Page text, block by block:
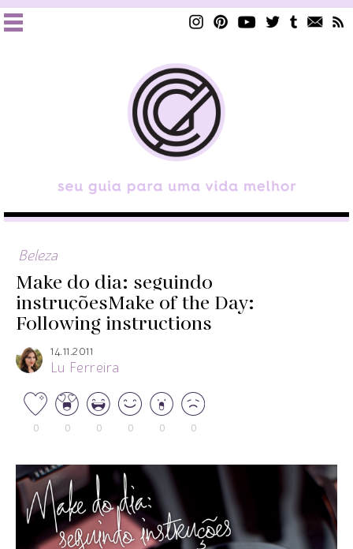
Beleza
Make do dia: seguindo
instruçõesMake of the Day:
Following instructions
14.11.2011
Lu Ferreira
0 0 0 0 0 0